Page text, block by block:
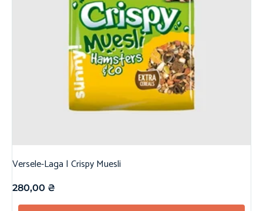
Versele-Laga | Crispy Muesli
280,00 ₴